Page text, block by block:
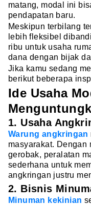
matang, modal ini
pendapatan baru.
Meskipun terbilang
lebih fleksibel
ribu untuk usaha
dana dengan bijak
Jika kamu sedang
berikut beberapa
Ide Usaha
1. Usaha
Warung angkringan
masyarakat. Dengan
gerobak, peralatan
sederhana untuk
angkringan justru
2. Bisnis
Minuman kekinian